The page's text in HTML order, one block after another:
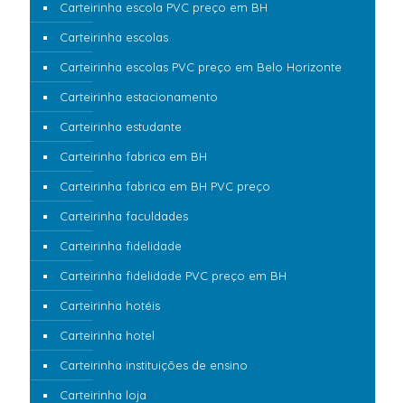
Carteirinha escola PVC preço em BH
Carteirinha escolas
Carteirinha escolas PVC preço em Belo Horizonte
Carteirinha estacionamento
Carteirinha estudante
Carteirinha fabrica em BH
Carteirinha fabrica em BH PVC preço
Carteirinha faculdades
Carteirinha fidelidade
Carteirinha fidelidade PVC preço em BH
Carteirinha hotéis
Carteirinha hotel
Carteirinha instituições de ensino
Carteirinha loja